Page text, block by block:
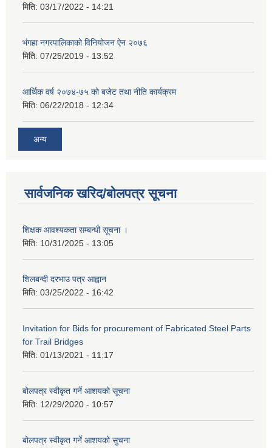
मिति: 03/17/2022 - 14:21
भंगहा नगरपालिकाको विनियोजन ऐन २०७६
मिति: 07/25/2019 - 13:52
आर्थिक वर्ष २०७४-७५ को बजेट तथा नीति कार्यक्रम
मिति: 06/22/2018 - 12:34
अन्य
सार्वजनिक खरिद/बोलपत्र सूचना
शिक्षक आवश्यकता सम्बन्धी सूचना ।
मिति: 10/31/2025 - 13:05
शिलबन्दी दरभाउ पत्र आह्वान
मिति: 03/25/2022 - 16:42
Invitation for Bids for procurement of Fabricated Steel Parts
for Trail Bridges
मिति: 01/13/2021 - 11:17
बोलपत्र स्वीकृत गर्ने आशयको सूचना
मिति: 12/29/2020 - 10:57
बोलपत्र स्वीकृत गर्ने आशयको सुचना